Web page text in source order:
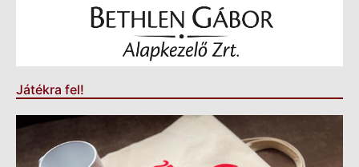
Játékra fel!